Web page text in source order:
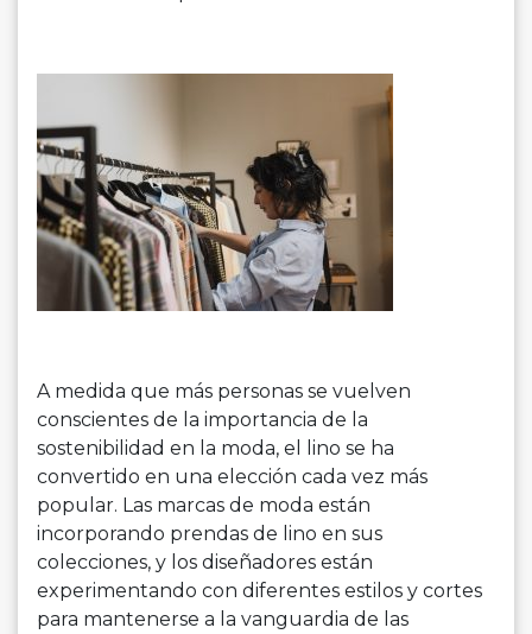
A medida que más personas se vuelven
conscientes de la importancia de la
sostenibilidad en la moda, el lino se ha
convertido en una elección cada vez más
popular. Las marcas de moda están
incorporando prendas de lino en sus
colecciones, y los diseñadores están
experimentando con diferentes estilos y cortes
para mantenerse a la vanguardia de las